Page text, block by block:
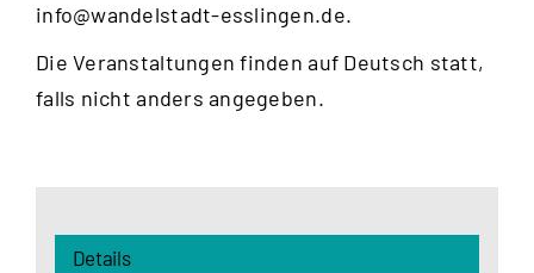
info@wandelstadt-esslingen.de.
Die Veranstaltungen finden auf Deutsch statt,
falls nicht anders angegeben.
Details